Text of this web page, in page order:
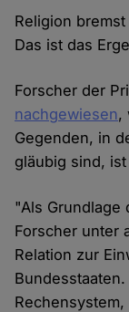
Religion
Das ist das
Forscher der
nachgewiesen,
Gegenden, in
gläubig sind,
"Als Grundlage
Forscher unter
Relation zur